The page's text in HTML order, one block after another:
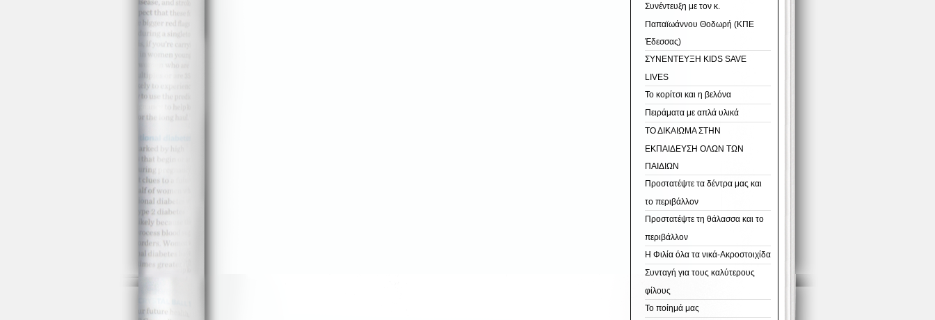
Συνέντευξη με τον κ.
Παπαϊωάννου Θοδωρή (ΚΠΕ
Έδεσσας)
ΣΥΝΕΝΤΕΥΞΗ KIDS SAVE
LIVES
Το κορίτσι και η βελόνα
Πειράματα με απλά υλικά
ΤΟ ΔΙΚΑΙΩΜΑ ΣΤΗΝ
ΕΚΠΑΙΔΕΥΣΗ ΟΛΩΝ ΤΩΝ
ΠΑΙΔΙΩΝ
Προστατέψτε τα δέντρα μας και
το περιβάλλον
Προστατέψτε τη θάλασσα και το
περιβάλλον
Η Φιλία όλα τα νικά-Ακροστοιχίδα
Συνταγή για τους καλύτερους
φίλους
Το ποίημά μας